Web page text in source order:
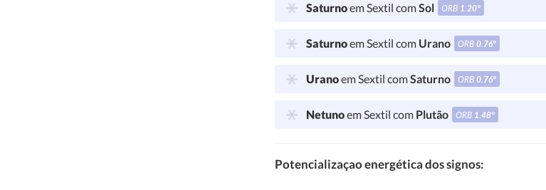
Saturnoem Sextil comSol ORB 1.20°
Saturnoem Sextil com Urano ORB0.76°
Uranoem Sextil comSaturno ORB0.76°
Netunoem Sextil com Plutão ORB 1.48°
Potencializaçao energética dos signos: